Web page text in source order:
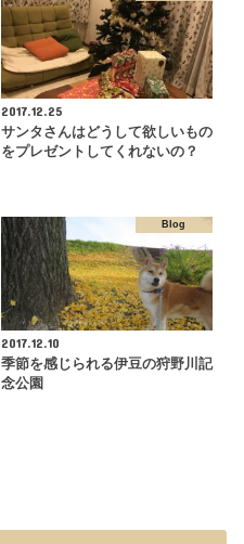
2017.12.25
サンタさんはどうして欲しいもの
をプレゼントしてくれないの？
Blog
2017.12.10
季節を感じられる伊豆の狩野川記
念公園